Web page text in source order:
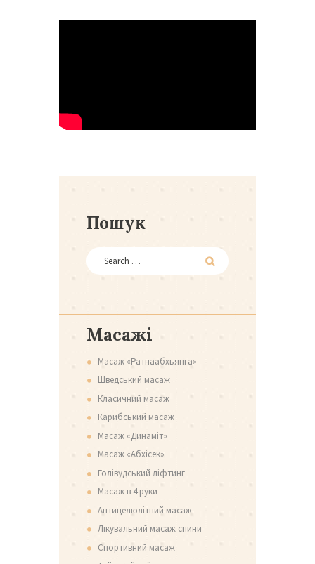
Пошук
Масажі
Масаж «Ратнаабхьянга»
Шведський масаж
Класичний масаж
Карибський масаж
Масаж «Динаміт»
Масаж «Абхісек»
Голівудський ліфтинг
Масаж в 4 руки
Антицелюлітний масаж
Лікувальний масаж спини
Спортивний масаж